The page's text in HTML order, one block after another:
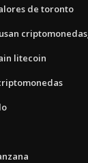
de toronto
criptomonedas_
litecoin